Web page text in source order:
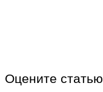
Оцените статью